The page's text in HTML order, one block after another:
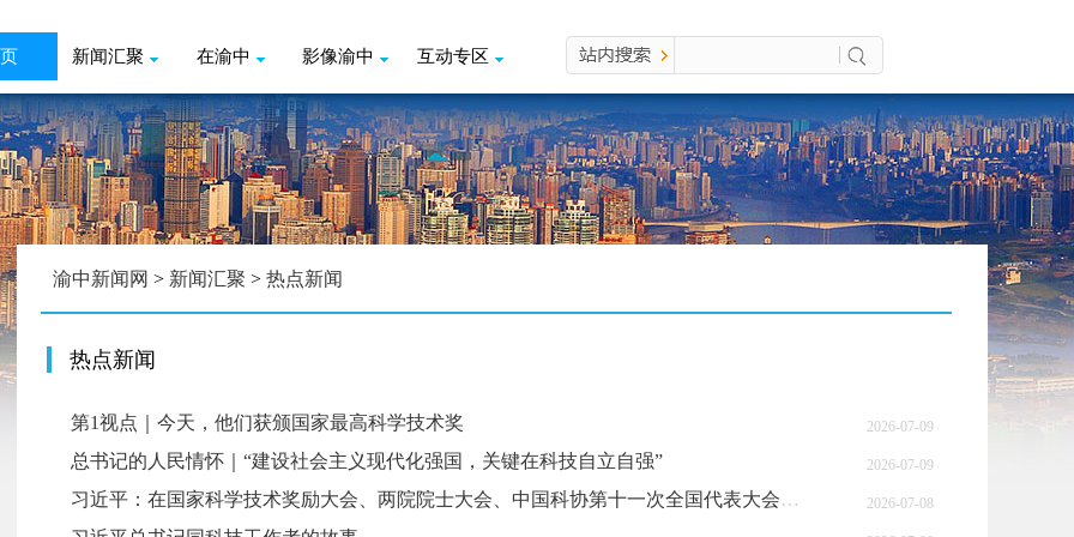
新闻汇聚 在渝中 影像渝中 互动专区
渝中新闻网 > 新闻汇聚 > 热点新闻
热点新闻
第1视点｜今天，他们获颁国家最高科学技术奖 2026-07-09
总书记的人民情怀｜“建设社会主义现代化强国，关键在科技自立自强” 2026-07-09
习近平：在国家科学技术奖励大会、两院院士大会、中国科协第十一次全国代表大会上的讲话 2026-07-08